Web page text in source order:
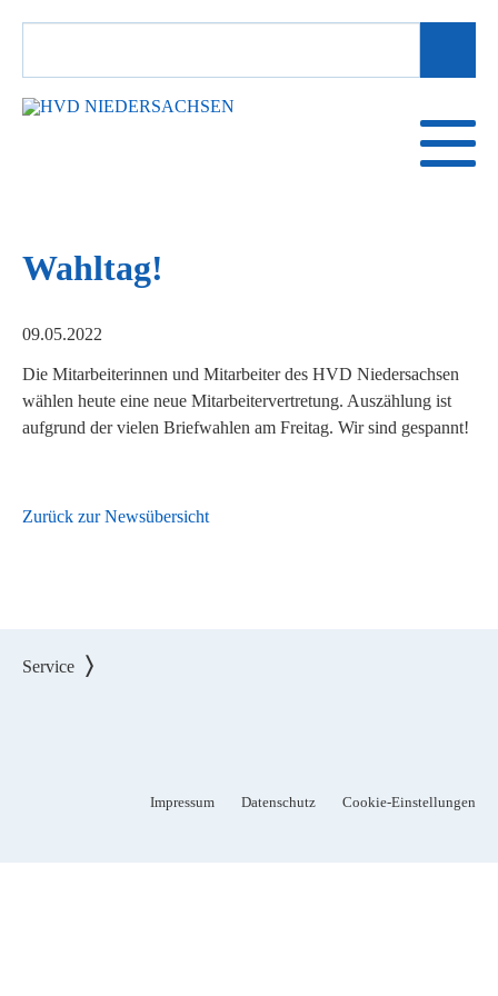
SUCHBEGRIFFE
Wahltag!
09.05.2022
Die Mitarbeiterinnen und Mitarbeiter des HVD Niedersachsen
wählen heute eine neue Mitarbeitervertretung. Auszählung ist
aufgrund der vielen Briefwahlen am Freitag. Wir sind gespannt!
Zurück zur Newsübersicht
Service
Impressum Datenschutz Cookie-Einstellungen